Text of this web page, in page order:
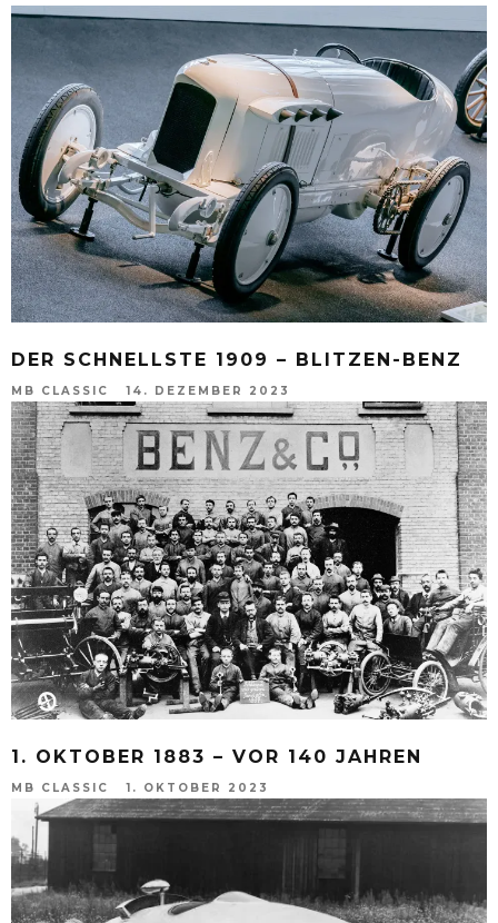
DER SCHNELLSTE 1909 – BLITZEN-BENZ
MB CLASSIC 14. DEZEMBER 2023
1. OKTOBER 1883 – VOR 140 JAHREN
MB CLASSIC 1. OKTOBER 2023